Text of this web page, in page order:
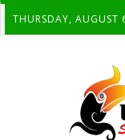
THURSDAY, AUGUST